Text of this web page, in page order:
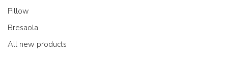
Pillow
Bresaola
All new products